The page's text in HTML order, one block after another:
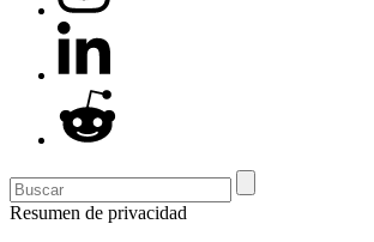
Resumen de privacidad